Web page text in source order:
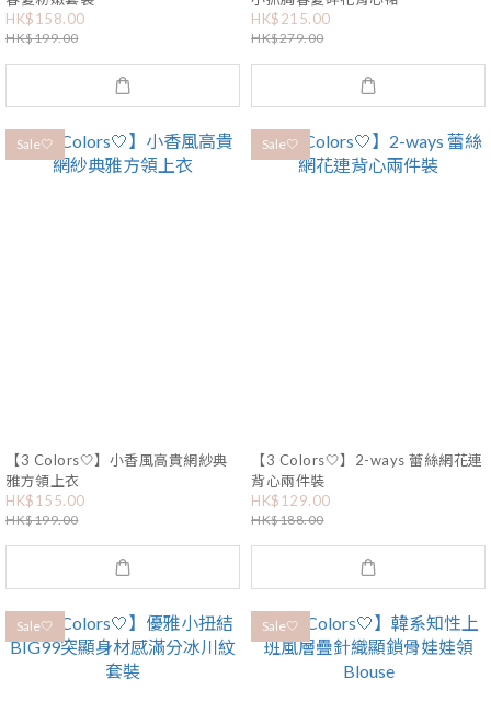
HK$158.00
HK$199.00
HK$215.00
HK$279.00
Sale🤍
【3 Colors🤍】小香風高貴網紗典
雅方領上衣
HK$155.00
HK$199.00
Sale🤍
【3 Colors🤍】2-ways 蕾絲網花連
背心兩件裝
HK$129.00
HK$188.00
Sale🤍 Sale🤍